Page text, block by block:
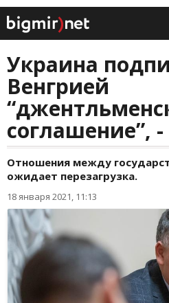
Украина
Венгрией
соглашение”,
Отношения между
ожидает перезагрузка.
18 января 2021, 11:13